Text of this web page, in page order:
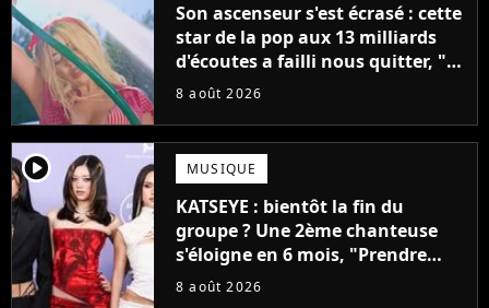
Son ascenseur s'est écrasé : cette
star de la pop aux 13 milliards
d'écoutes a failli nous quitter, "Je
pensais ne plus jamais chanter"
8 août 2026
player2 MUSIQUE
KATSEYE : bientôt la fin du
groupe ? Une 2ème chanteuse
s'éloigne en 6 mois, "Prendre
cette décision n’a pas été facile"
8 août 2026